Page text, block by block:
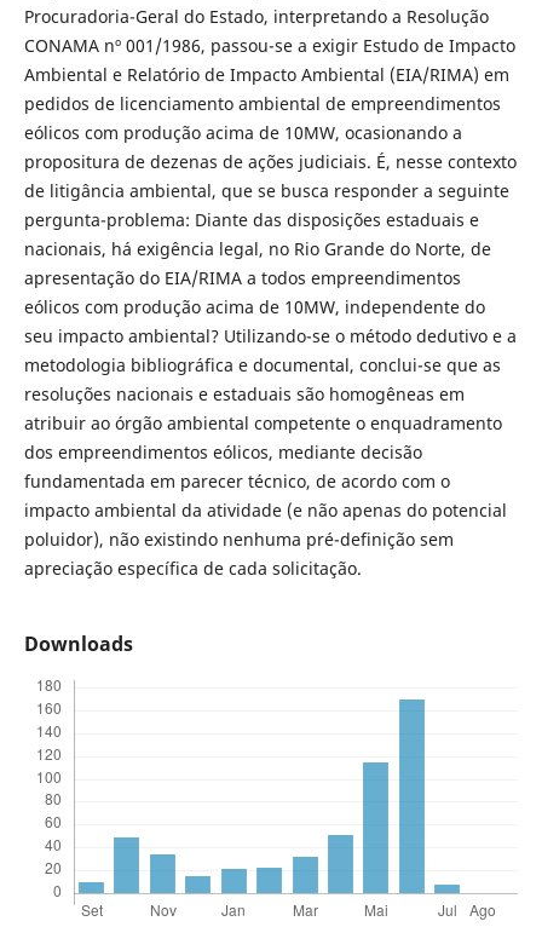
Procuradoria-Geral do Estado, interpretando a Resolução
CONAMA nº 001/1986, passou-se a exigir Estudo de Impacto
Ambiental e Relatório de Impacto Ambiental (EIA/RIMA) em
pedidos de licenciamento ambiental de empreendimentos
eólicos com produção acima de 10MW, ocasionando a
propositura de dezenas de ações judiciais. É, nesse contexto
de litigância ambiental, que se busca responder a seguinte
pergunta-problema: Diante das disposições estaduais e
nacionais, há exigência legal, no Rio Grande do Norte, de
apresentação do EIA/RIMA a todos empreendimentos
eólicos com produção acima de 10MW, independente do
seu impacto ambiental? Utilizando-se o método dedutivo e a
metodologia bibliográfica e documental, conclui-se que as
resoluções nacionais e estaduais são homogêneas em
atribuir ao órgão ambiental competente o enquadramento
dos empreendimentos eólicos, mediante decisão
fundamentada em parecer técnico, de acordo com o
impacto ambiental da atividade (e não apenas do potencial
poluidor), não existindo nenhuma pré-definição sem
apreciação específica de cada solicitação.
Downloads